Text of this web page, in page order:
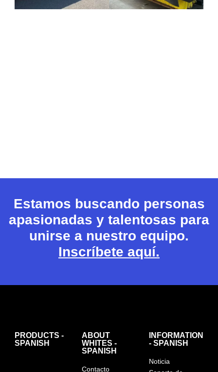
Estamos buscando personas
apasionadas y talentosas para
unirse a nuestro equipo.
Inscríbete aquí.
PRODUCTS -
SPANISH
ABOUT
WHITES -
SPANISH
Contacto
INFORMATION
- SPANISH
Noticia